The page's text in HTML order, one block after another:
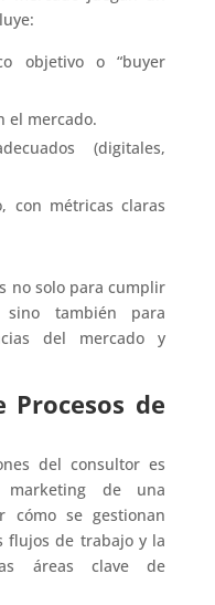
objetivo o “buyer
el mercado.
(digitales,
con métricas claras
no solo para cumplir
sino también para
del mercado y
Procesos de
del consultor es
marketing de una
cómo se gestionan
flujos de trabajo y la
áreas clave de